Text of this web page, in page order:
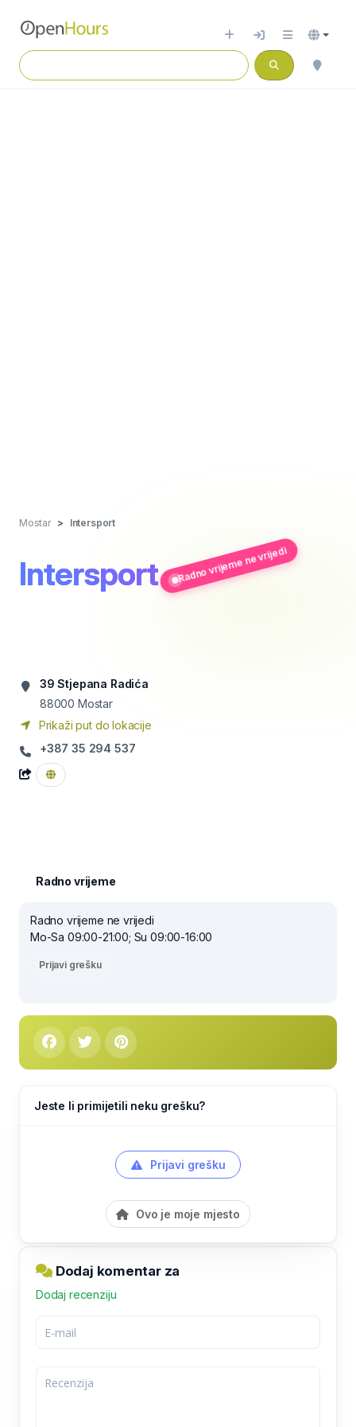
Mostar Intersport
Intersport Radno vrijeme ne vrijedi
39 Stjepana Radića
88000 Mostar
Prikaži put do lokacije
+387 35 294 537
Radno vrijeme
Radno vrijeme ne vrijedi
Mo-Sa 09:00-21:00; Su 09:00-16:00
Prijavi grešku
Jeste li primijetili neku grešku?
Prijavi grešku
Ovo je moje mjesto
Dodaj komentar za
Dodaj recenziju